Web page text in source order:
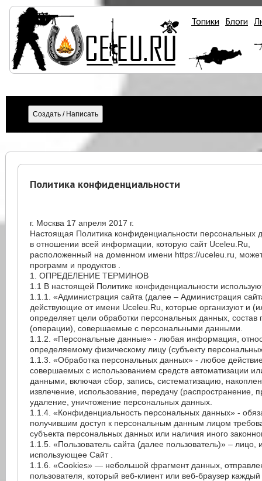
Топики Блоги
Политика конфиденциальности
г. Москва 17 апреля 2017 г.
Настоящая Политика конфиденциальности персональных
в отношении всей информации, которую сайт Uceleu.Ru,
расположенный на доменном имени https://uceleu.ru,
программ и продуктов .
1. ОПРЕДЕЛЕНИЕ ТЕРМИНОВ
1.1 В настоящей Политике конфиденциальности
1.1.1. «Администрация сайта (далее – Администрация
действующие от имени Uceleu.Ru, которые организуют и
определяет цели обработки персональных данных,
(операции), совершаемые с персональными данными.
1.1.2. «Персональные данные» - любая информация,
определяемому физическому лицу (субъекту
1.1.3. «Обработка персональных данных» - любое
совершаемых с использованием средств автоматизации
данными, включая сбор, запись, систематизацию,
извлечение, использование, передачу (распространение,
удаление, уничтожение персональных данных.
1.1.4. «Конфиденциальность персональных данных» -
получившим доступ к персональным данным лицом
субъекта персональных данных или наличия иного
1.1.5. «Пользователь сайта (далее пользователь)» –
использующее Сайт .
1.1.6. «Cookies» — небольшой фрагмент данных,
пользователя, который веб-клиент или веб-браузер